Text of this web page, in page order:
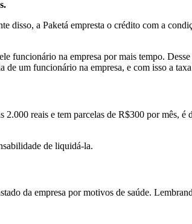
disso, a Paketá empresta o crédito com a
funcionário na empresa por mais tempo.
um funcionário na empresa, e com isso a
2.000 reais e tem parcelas de R$300 por mês, é
de liquidá-la.
da empresa por motivos de saúde.